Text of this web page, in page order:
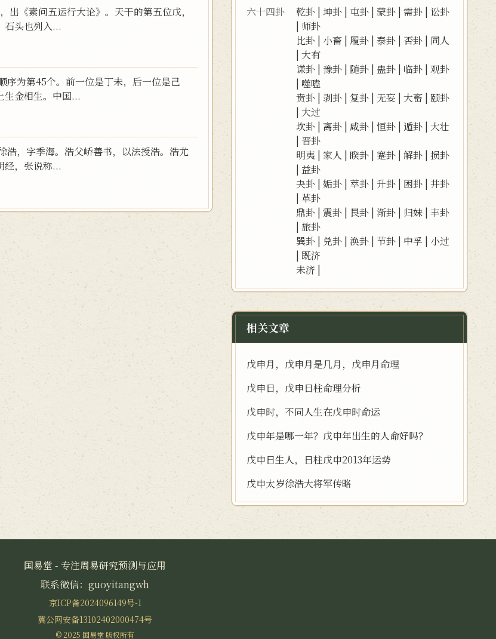
《素问五运行大论》。天干的第五位戊，
石头也列入...
序为第45个。前一位是丁未，后一位是己
生金相生。中国...
浩，字季海。浩父峤善书，以法授浩。浩尤
经，张说称...
六十四卦
乾卦 | 坤卦 | 屯卦 |蒙卦 |需卦 | 讼卦
| 师卦
比卦 | 小畜 | 履卦 |泰卦 | 否卦 | 同人
|大有
谦卦 |豫卦 | 随卦 | 蛊卦 | 临卦 |观卦
| 噬嗑
贲卦 | 剥卦 | 复卦 | 无妄 |大畜 | 颐卦
|大过
坎卦 |离卦 | 咸卦 |恒卦 |遁卦 |大壮
| 晋卦
明夷 |家人 |睽卦 | 蹇卦 |解卦 |损卦
| 益卦
夬卦 |姤卦 | 萃卦 |升卦 | 困卦 |井卦
|革卦
鼎卦 |震卦 | 艮卦 |渐卦 | 归妹 |丰卦
| 旅卦
巽卦 | 兑卦 |涣卦 |节卦 | 中孚 | 小过
| 既济
未济 |
相关文章
戊申月，戊申月是几月，戊申月命理
戊申日，戊申日柱命理分析
戊申时，不同人生在戊申时命运
戊申年是哪一年？戊申年出生的人命好吗？
戊申日生人，日柱戊申2013年运势
戊申太岁徐浩大将军传略
国易堂 - 专注周易研究预测与应用
联系微信：guoyitangwh
京ICP备2024096149号-1
冀公网安备13102402000474号
© 2025 国易堂 版权所有